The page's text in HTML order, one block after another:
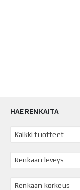
HAE RENKAITA
Kaikki tuotteet
Renkaan leveys
Renkaan korkeus